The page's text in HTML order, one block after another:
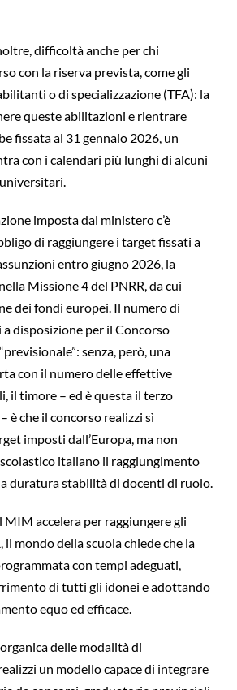
difficoltà anche per chi
con la riserva prevista, come gli
o di specializzazione (TFA): la
queste abilitazioni e rientrare
fissata al 31 gennaio 2026, un
con i calendari più lunghi di alcuni
imposta dal ministero c’è
di raggiungere i target fissati a
entro giugno 2026, la
Missione 4 del PNRR, da cui
dei fondi europei. Il numero di
disposizione per il Concorso
senza, però, una
con il numero delle effettive
il timore – ed è questa il terzo
è che il concorso realizzi sì
imposti dall’Europa, ma non
italiano il raggiungimento
duratura stabilità di docenti di ruolo.
MIM accelera per raggiungere gli
mondo della scuola chiede che la
con tempi adeguati,
di tutti gli idonei e adottando
equo ed efficace.
delle modalità di
un modello capace di integrare